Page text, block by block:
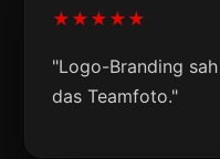
★★★★★
"Logo-Branding
das Teamfoto."